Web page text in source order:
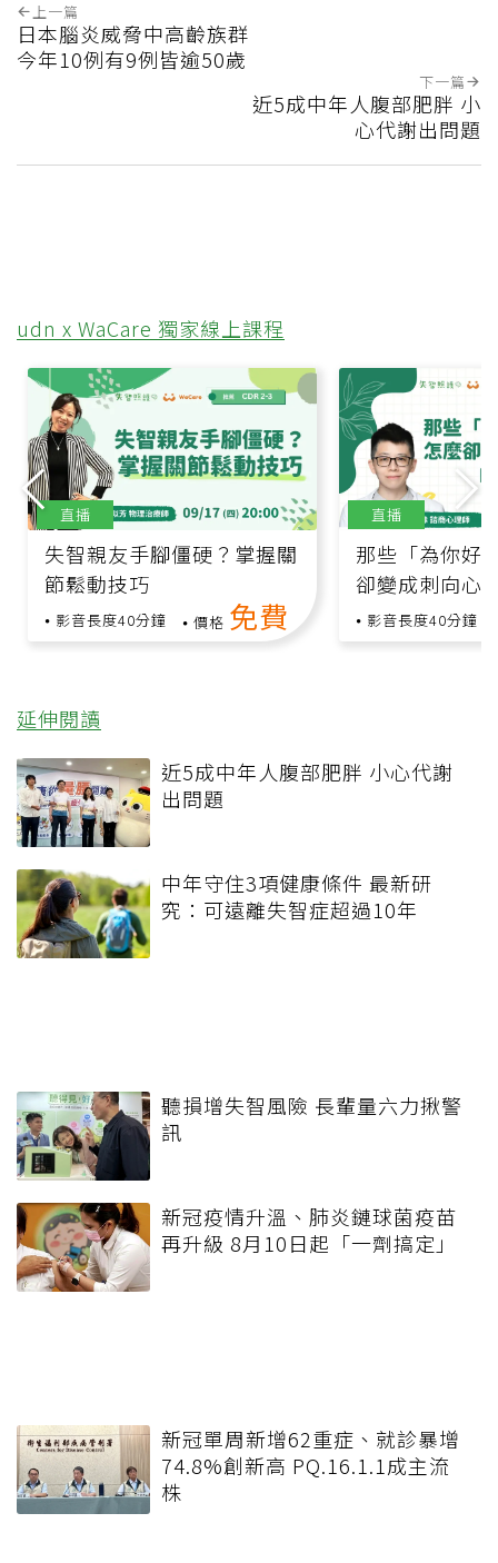
上一篇
日本腦炎威脅中高齡族群
今年10例有9例皆逾50歲
下一篇
近5成中年人腹部肥胖 小
心代謝出問題
udn x WaCare 獨家線上課程
失智親友手腳僵硬？掌握關
節鬆動技巧
影音長度40分鐘 價格 免費
直播
那些「為你好
卻變成刺向心
影音長度40分鐘
直播
延伸閱讀
近5成中年人腹部肥胖 小心代謝
出問題
中年守住3項健康條件 最新研
究：可遠離失智症超過10年
聽損增失智風險 長輩量六力揪警
訊
新冠疫情升溫、肺炎鏈球菌疫苗
再升級 8月10日起「一劑搞定」
新冠單周新增62重症、就診暴增
74.8%創新高 PQ.16.1.1成主流
株